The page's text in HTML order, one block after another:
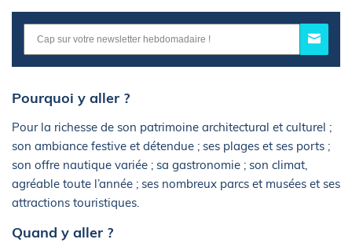
Pourquoi y aller ?
Pour la richesse de son patrimoine architectural et culturel ;
son ambiance festive et détendue ; ses plages et ses ports ;
son offre nautique variée ; sa gastronomie ; son climat,
agréable toute l’année ; ses nombreux parcs et musées et ses
attractions touristiques.
Quand y aller ?